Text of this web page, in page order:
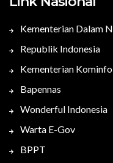
Kementerian Dalam
Republik Indonesia
Kementerian Kominfo
Bapennas
Wonderful Indonesia
Warta E-Gov
BPPT